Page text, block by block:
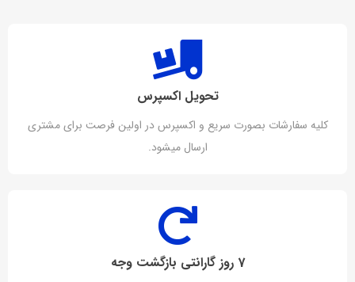
تحویل اکسپرس
کلیه سفارشات بصورت سریع و اکسپرس در اولین فرصت برای مشتری
ارسال میشود.
7 روز گارانتی بازگشت وجه